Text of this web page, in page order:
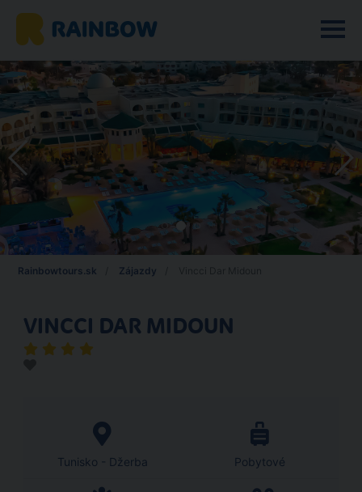
Rainbowtours.sk Zájazdy
VINCCI DAR MIDOUN
Tunisko - Džerba Pobytové